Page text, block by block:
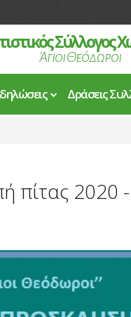
Σύλλογος
Άγιοι Θεόδωροι
Δράσεις
πίτας 2020